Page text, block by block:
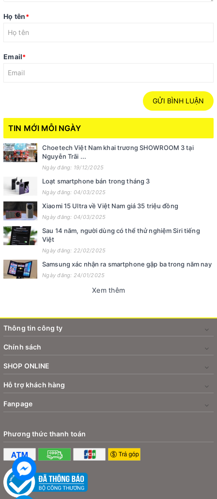
Họ tên*
Email*
GỬI BÌNH LUẬN
TIN MỚI MỖI NGÀY
Choetech Việt Nam khai trương SHOWROOM 3 tại
Nguyễn Trãi ...
Ngày đăng: 19/12/2025
Loạt smartphone bán trong tháng 3
Ngày đăng: 04/03/2025
Xiaomi 15 Ultra về Việt Nam giá 35 triệu đồng
Ngày đăng: 04/03/2025
Sau 14 năm, người dùng có thể thử nghiệm Siri tiếng
Việt
Ngày đăng: 22/02/2025
Samsung xác nhận ra smartphone gập ba trong năm nay
Ngày đăng: 24/01/2025
Xem thêm
Thông tin công ty
Chính sách
SHOP ONLINE
Hỗ trợ khách hàng
Fanpage
Phương thức thanh toán